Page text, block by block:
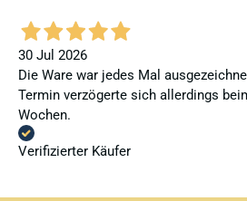
30 Jul 2026
Die Ware war jedes Mal
Termin verzögerte sich allerdings
Wochen.
Verifizierter Käufer